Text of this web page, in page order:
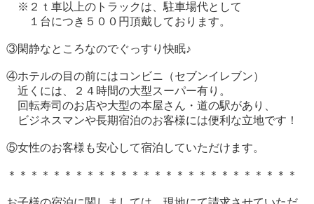
※２ｔ車以上のトラックは、駐車場代として
１台につき５００円頂戴しております。
③閑静なところなのでぐっすり快眠♪
④ホテルの目の前にはコンビニ（セブンイレブン）
近くには、２４時間の大型スーパー有り。
回転寿司のお店や大型の本屋さん・道の駅があり、
ビジネスマンや長期宿泊のお客様には便利な立地です！
⑤女性のお客様も安心して宿泊していただけます。
＊＊＊＊＊＊＊＊＊＊＊＊＊＊＊＊＊＊＊＊＊＊＊＊＊＊